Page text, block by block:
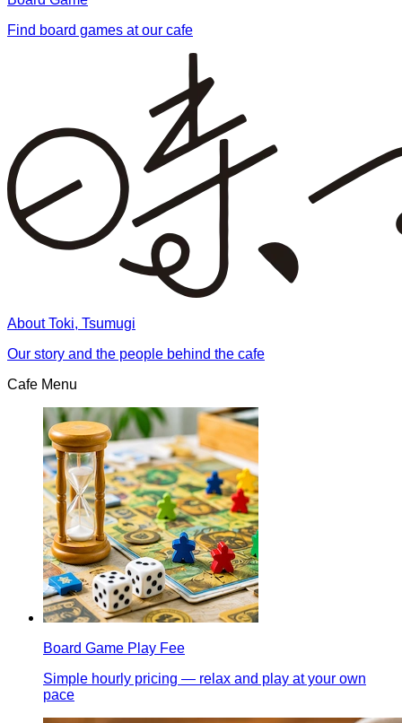
Find board games at our cafe
About Toki, Tsumugi
Our story and the people behind the cafe
Cafe Menu
Board Game Play Fee
Simple hourly pricing — relax and play at your own
pace